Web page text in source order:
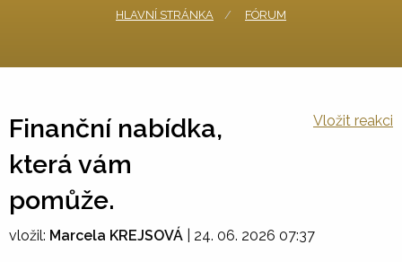
HLAVNÍ STRÁNKA FÓRUM
Finanční nabídka,
která vám
pomůže.
Vložit reakci
vložil: Marcela KREJSOVÁ 24. 06. 2026 07:37